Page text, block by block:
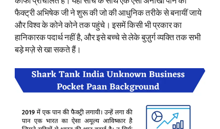
फैक्ट्री अभिषेक जी ने शुरू की जो की आधुनिक तरीके से बनायीं जाये
और विश्व के कोने कोने तक पहुंचे। इसमें किसी भी प्रकार का
हानिकारक पदार्थ नहीं है, और इसे बच्चे से लेके बुज़ुर्ग व्यक्ति तक सभी
बड़े मज़े से खा सकते हैं।